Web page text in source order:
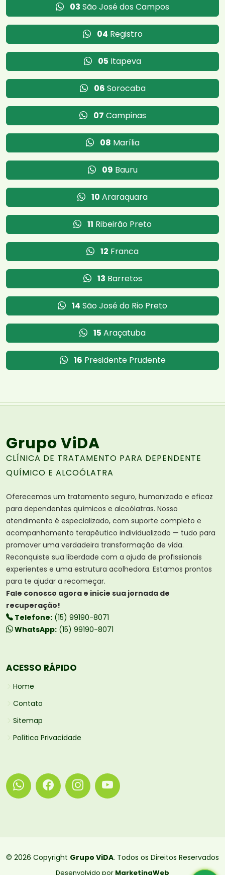
03 São José dos Campos
04 Registro
05 Itapeva
06 Sorocaba
07 Campinas
08 Marília
09 Bauru
10 Araraquara
11 Ribeirão Preto
12 Franca
13 Barretos
14 São José do Rio Preto
15 Araçatuba
16 Presidente Prudente
Grupo ViDA
CLÍNICA DE TRATAMENTO PARA DEPENDENTE
QUÍMICO E ALCOÓLATRA
Oferecemos um tratamento seguro, humanizado e eficaz
para dependentes químicos e alcoólatras. Nosso
atendimento é especializado, com suporte completo e
acompanhamento terapêutico individualizado — tudo para
promover uma verdadeira transformação de vida.
Reconquiste sua liberdade com a ajuda de profissionais
experientes e uma estrutura acolhedora. Estamos prontos
para te ajudar a recomeçar.
Fale conosco agora e inicie sua jornada de
recuperação!
Telefone: (15) 99190-8071
WhatsApp: (15) 99190-8071
ACESSO RÁPIDO
Home
Contato
Sitemap
Política Privacidade
© 2026 Copyright Grupo ViDA. Todos os Direitos Reservados
Desenvolvido por MarketingWeb